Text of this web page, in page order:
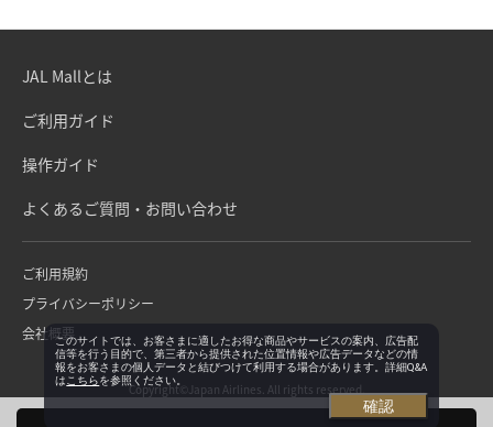
JAL Mallとは
ご利用ガイド
操作ガイド
よくあるご質問・お問い合わせ
ご利用規約
プライバシーポリシー
会社概要
Copyright©Japan Airlines. All rights reserved.
このサイトでは、お客さまに適したお得な商品やサービスの案内、広告配
信等を行う目的で、第三者から提供された位置情報や広告データなどの情
報をお客さまの個人データと結びつけて利用する場合があります。詳細Q&A
は こちらを参照ください。
確認